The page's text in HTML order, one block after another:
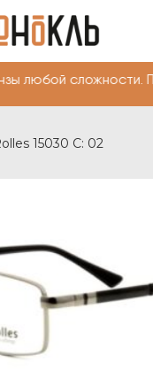
15030 C: 02